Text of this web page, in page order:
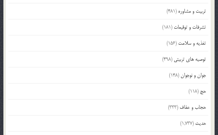
تربیت و مشاوره (481)
تشرفات و توقیعات (181)
تغذیه و سلامت (156)
توصیه های تربیتی (498)
جوان و نوجوان(148)
حج (118)
حجاب و عفاف (333)
حدیث (1,737)